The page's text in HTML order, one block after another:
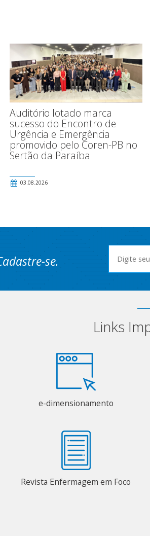
Auditório lotado marca
sucesso do Encontro de
Urgência e Emergência
promovido pelo Coren-PB no
Sertão da Paraíba
03.08.2026
se.
Links
e-dimensionamento
Revista Enfermagem em Foco